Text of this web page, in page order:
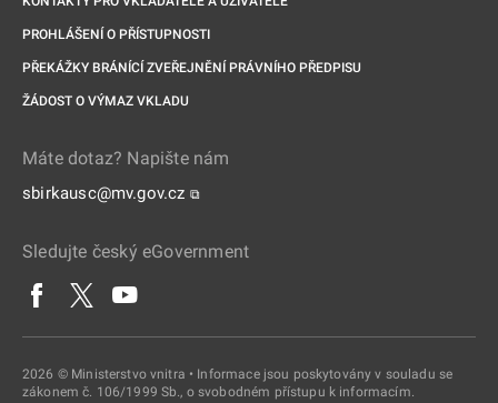
PROHLÁŠENÍ O PŘÍSTUPNOSTI
PŘEKÁŽKY BRÁNÍCÍ ZVEŘEJNĚNÍ PRÁVNÍHO PŘEDPISU
ŽÁDOST O VÝMAZ VKLADU
Máte dotaz? Napište nám
sbirkausc@mv.gov.cz ⧉
Sledujte český eGovernment
2026 © Ministerstvo vnitra • Informace jsou poskytovány v souladu se
zákonem č. 106/1999 Sb., o svobodném přístupu k informacím.